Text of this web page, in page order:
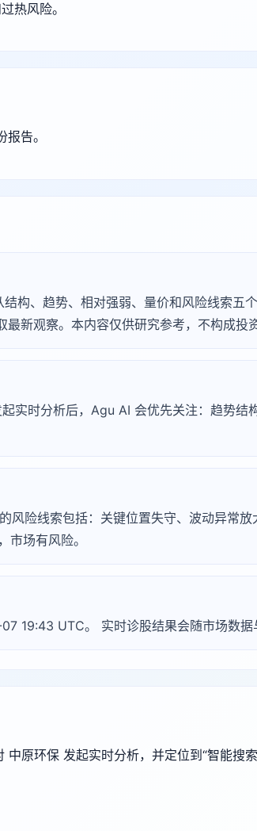
热风险。
告。
构、趋势、相对强弱、量价和风险线索五
新观察。本内容仅供研究参考，不构成投资
实时分析后，Agu AI 会优先关注：趋势结
险线索包括：关键位置失守、波动异常
市场有风险。
19:43 UTC。 实时诊股结果会随市场数据
原环保 发起实时分析，并定位到“智能搜索